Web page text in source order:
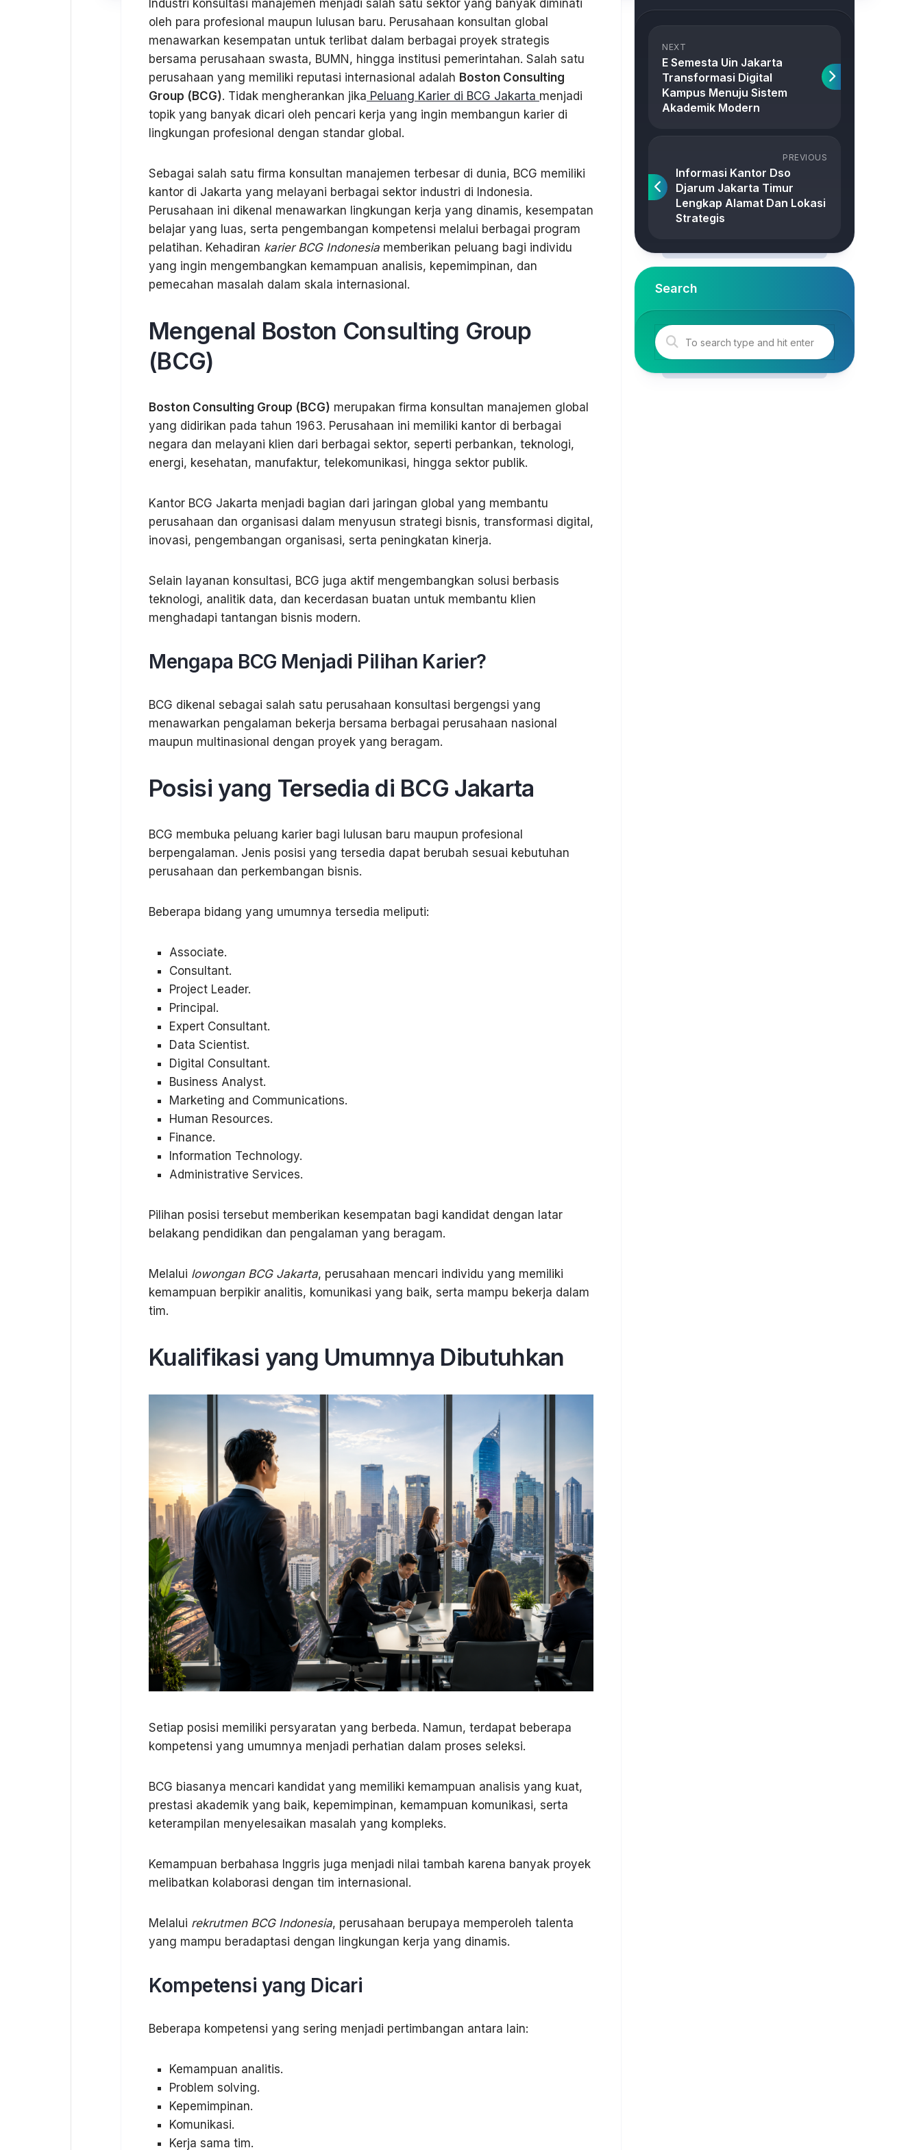
Industri konsultasi manajemen menjadi salah satu sektor yang banyak diminati
oleh para profesional maupun lulusan baru. Perusahaan konsultan global
menawarkan kesempatan untuk terlibat dalam berbagai proyek strategis
bersama perusahaan swasta, BUMN, hingga institusi pemerintahan. Salah satu
perusahaan yang memiliki reputasi internasional adalah Boston Consulting
Group (BCG). Tidak mengherankan jika Peluang Karier di BCG Jakarta menjadi
topik yang banyak dicari oleh pencari kerja yang ingin membangun karier di
lingkungan profesional dengan standar global.
Sebagai salah satu firma konsultan manajemen terbesar di dunia, BCG memiliki
kantor di Jakarta yang melayani berbagai sektor industri di Indonesia.
Perusahaan ini dikenal menawarkan lingkungan kerja yang dinamis, kesempatan
belajar yang luas, serta pengembangan kompetensi melalui berbagai program
pelatihan. Kehadiran karier BCG Indonesia memberikan peluang bagi individu
yang ingin mengembangkan kemampuan analisis, kepemimpinan, dan
pemecahan masalah dalam skala internasional.
Mengenal Boston Consulting Group
(BCG)
Boston Consulting Group (BCG) merupakan firma konsultan manajemen global
yang didirikan pada tahun 1963. Perusahaan ini memiliki kantor di berbagai
negara dan melayani klien dari berbagai sektor, seperti perbankan, teknologi,
energi, kesehatan, manufaktur, telekomunikasi, hingga sektor publik.
Kantor BCG Jakarta menjadi bagian dari jaringan global yang membantu
perusahaan dan organisasi dalam menyusun strategi bisnis, transformasi digital,
inovasi, pengembangan organisasi, serta peningkatan kinerja.
Selain layanan konsultasi, BCG juga aktif mengembangkan solusi berbasis
teknologi, analitik data, dan kecerdasan buatan untuk membantu klien
menghadapi tantangan bisnis modern.
Mengapa BCG Menjadi Pilihan Karier?
BCG dikenal sebagai salah satu perusahaan konsultasi bergengsi yang
menawarkan pengalaman bekerja bersama berbagai perusahaan nasional
maupun multinasional dengan proyek yang beragam.
Posisi yang Tersedia di BCG Jakarta
BCG membuka peluang karier bagi lulusan baru maupun profesional
berpengalaman. Jenis posisi yang tersedia dapat berubah sesuai kebutuhan
perusahaan dan perkembangan bisnis.
Beberapa bidang yang umumnya tersedia meliputi:
Associate.
Consultant.
Project Leader.
Principal.
Expert Consultant.
Data Scientist.
Digital Consultant.
Business Analyst.
Marketing and Communications.
Human Resources.
Finance.
Information Technology.
Administrative Services.
Pilihan posisi tersebut memberikan kesempatan bagi kandidat dengan latar
belakang pendidikan dan pengalaman yang beragam.
Melalui lowongan BCG Jakarta, perusahaan mencari individu yang memiliki
kemampuan berpikir analitis, komunikasi yang baik, serta mampu bekerja dalam
tim.
Kualifikasi yang Umumnya Dibutuhkan
Setiap posisi memiliki persyaratan yang berbeda. Namun, terdapat beberapa
kompetensi yang umumnya menjadi perhatian dalam proses seleksi.
BCG biasanya mencari kandidat yang memiliki kemampuan analisis yang kuat,
prestasi akademik yang baik, kepemimpinan, kemampuan komunikasi, serta
keterampilan menyelesaikan masalah yang kompleks.
Kemampuan berbahasa Inggris juga menjadi nilai tambah karena banyak proyek
melibatkan kolaborasi dengan tim internasional.
Melalui rekrutmen BCG Indonesia, perusahaan berupaya memperoleh talenta
yang mampu beradaptasi dengan lingkungan kerja yang dinamis.
Kompetensi yang Dicari
Beberapa kompetensi yang sering menjadi pertimbangan antara lain:
Kemampuan analitis.
Problem solving.
Kepemimpinan.
Komunikasi.
Kerja sama tim.
NEXT
E Semesta Uin Jakarta
Transformasi Digital
Kampus Menuju Sistem
Akademik Modern
PREVIOUS
Informasi Kantor Dso
Djarum Jakarta Timur
Lengkap Alamat Dan Lokasi
Strategis
Search